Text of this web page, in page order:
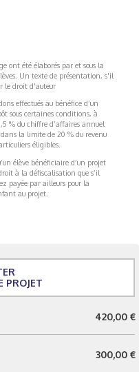
ont été élaborés par et sous la
Un texte de présentation, s'il
le droit d'auteur
effectués au bénéfice d’un
sous certaines conditions, à
% du chiffre d’affaires annuel
la limite de 20 % du revenu
éligibles.
élève bénéficiaire d’un projet
à la défiscalisation que s’il
payée par ailleurs pour la
au projet.
PROJET
420,00 €
300,00 €